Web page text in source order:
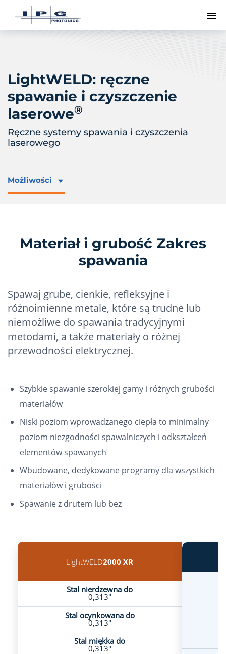
LightWELD: ręczne
spawanie i czyszczenie
laserowe®
Ręczne systemy spawania i czyszczenia
laserowego
Możliwości
Materiał i grubość Zakres
spawania
Spawaj grube, cienkie, refleksyjne i
różnoimienne metale, które są trudne lub
niemożliwe do spawania tradycyjnymi
metodami, a także materiały o różnej
przewodności elektrycznej.
Szybkie spawanie szerokiej gamy i różnych grubości
materiałów
Niski poziom wprowadzanego ciepła to minimalny
poziom niezgodności spawalniczych i odkształceń
elementów spawanych
Wbudowane, dedykowane programy dla wszystkich
materiałów i grubości
Spawanie z drutem lub bez
LightWELD2000 XR
Stal nierdzewna do
0,313"
Stal ocynkowana do
0,313"
Stal miękka do
0,313"